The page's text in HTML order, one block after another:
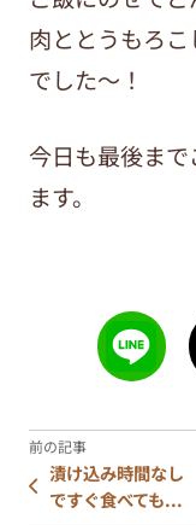
肉ととうもろこ
でした～！
今日も最後ま
ます。
漬け込み時間なし
ですぐ食べても...